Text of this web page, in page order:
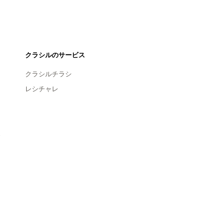
クラシルのサービス
クラシルチラシ
レシチャレ